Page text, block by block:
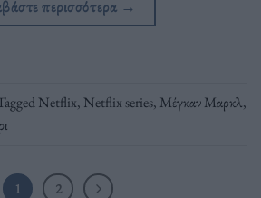
περισσότερα →
Netflix, Netflix series, Μέγκαν Μαρκλ,
1 2